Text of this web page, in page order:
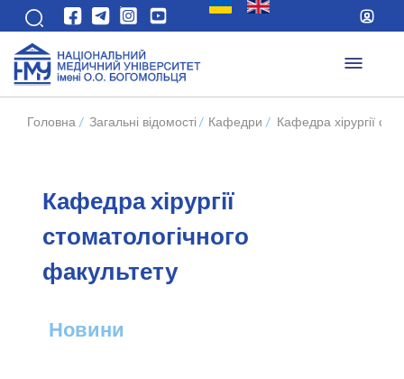
Головна / Загальні відомості / Кафедри / Кафедра хірургії
Кафедра хірургії
стоматологічного
факультету
Новини